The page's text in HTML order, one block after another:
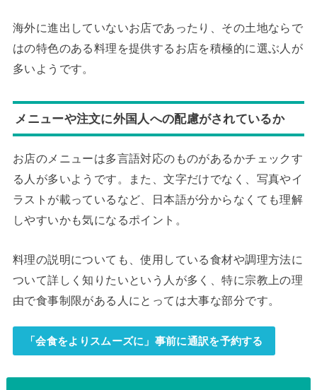
海外に進出していないお店であったり、その土地ならで
はの特色のある料理を提供するお店を積極的に選ぶ人が
多いようです。
メニューや注文に外国人への配慮がされているか
お店のメニューは多言語対応のものがあるかチェックす
る人が多いようです。また、文字だけでなく、写真やイ
ラストが載っているなど、日本語が分からなくても理解
しやすいかも気になるポイント。
料理の説明についても、使用している食材や調理方法に
ついて詳しく知りたいという人が多く、特に宗教上の理
由で食事制限がある人にとっては大事な部分です。
「会食をよりスムーズに」事前に通訳を予約する